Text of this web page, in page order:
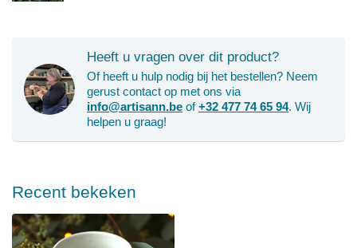
Heeft u vragen over dit product?
Of heeft u hulp nodig bij het bestellen? Neem
gerust contact op met ons via
info@artisann.be of+32 477 74 65 94. Wij
helpen u graag!
Recent bekeken